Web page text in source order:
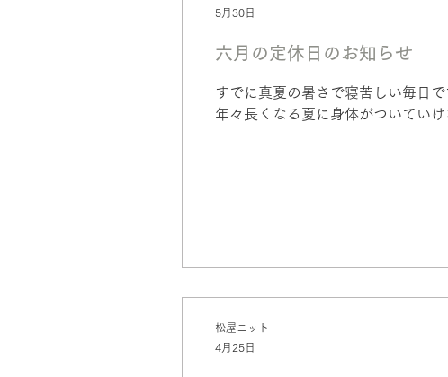
六月の定休日のお知らせ
すでに真夏の暑さで寝苦しい毎日
年々長くなる夏に身体がついてい
5月30日
松屋ニット
4月25日